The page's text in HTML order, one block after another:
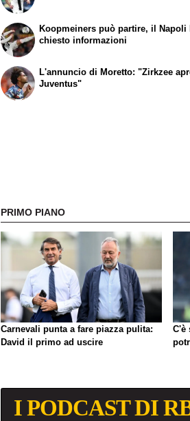
Koopmeiners può partire, il Napoli
chiesto informazioni
L'annuncio di Moretto: "Zirkzee
Juventus"
PRIMO PIANO
Carnevali punta a fare piazza pulita:
David il primo ad uscire
C'è
I PODCAST DI